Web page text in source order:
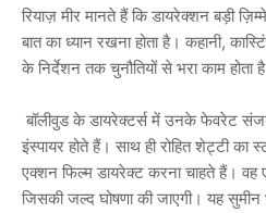
रियाज़ मीर मानते हैं कि डायरेक्शन बड़ी
बात का ध्यान रखना होता है। कहानी,
के निर्देशन तक चुनौतियों से भरा काम होता
बॉलीवुड के डायरेक्टर्स में उनके फेवरेट
इंस्पायर होते हैं। साथ ही रोहित शेट्टी का
एक्शन फिल्म डायरेक्ट करना चाहते हैं। वह
जिसकी जल्द घोषणा की जाएगी। यह